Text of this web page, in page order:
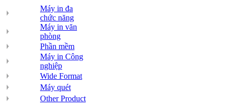
Máy in đa
chức năng
Máy in văn
phòng
Phần mềm
Máy in Công
nghiệp
Wide Format
Máy quét
Other Product